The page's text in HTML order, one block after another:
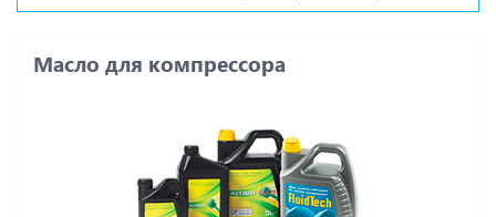
Масло для компрессора